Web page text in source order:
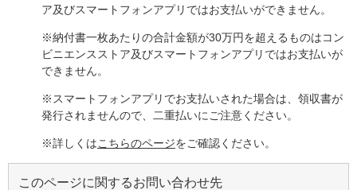
ア及びスマートフォンアプリではお支払いができません。
※納付書一枚あたりの合計金額が30万円を超えるものはコン
ビニエンスストア及びスマートフォンアプリではお支払いが
できません。
※スマートフォンアプリでお支払いされた場合は、領収書が
発行されませんので、二重払いにご注意ください。
※詳しくはこちらのページをご確認ください。
このページに関するお問い合わせ先